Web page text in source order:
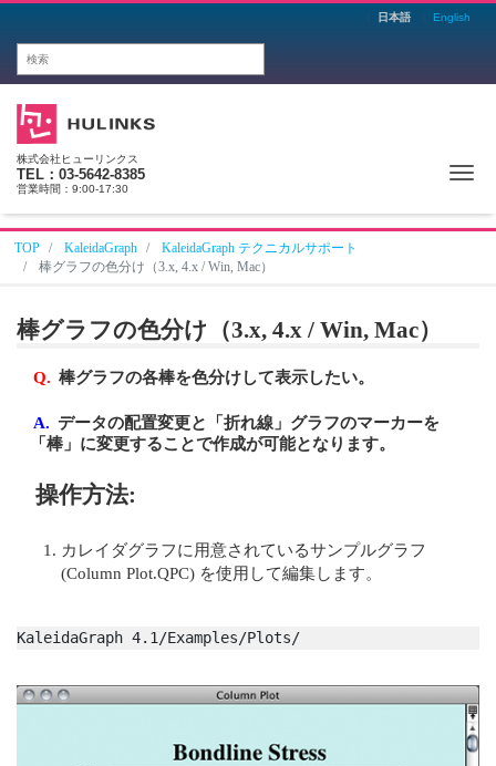
日本語 English
株式会社ヒューリンクス
TEL：03-5642-8385
営業時間：9:00-17:30
TOP KaleidaGraph
KaleidaGraph テクニカルサポート
棒グラフの色分け（3.x, 4.x / Win, Mac）
棒グラフの色分け（3.x, 4.x / Win, Mac）
Q. 棒グラフの各棒を色分けして表示したい。
A. データの配置変更と「折れ線」グラフのマーカーを
「棒」に変更することで作成が可能となります。
操作方法:
カレイダグラフに用意されているサンプルグラフ
(Column Plot.QPC) を使用して編集します。
KaleidaGraph 4.1/Examples/Plots/